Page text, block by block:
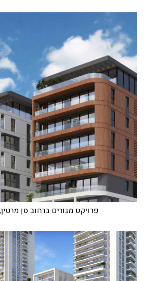
פרויקט מגורים ברחוב סן